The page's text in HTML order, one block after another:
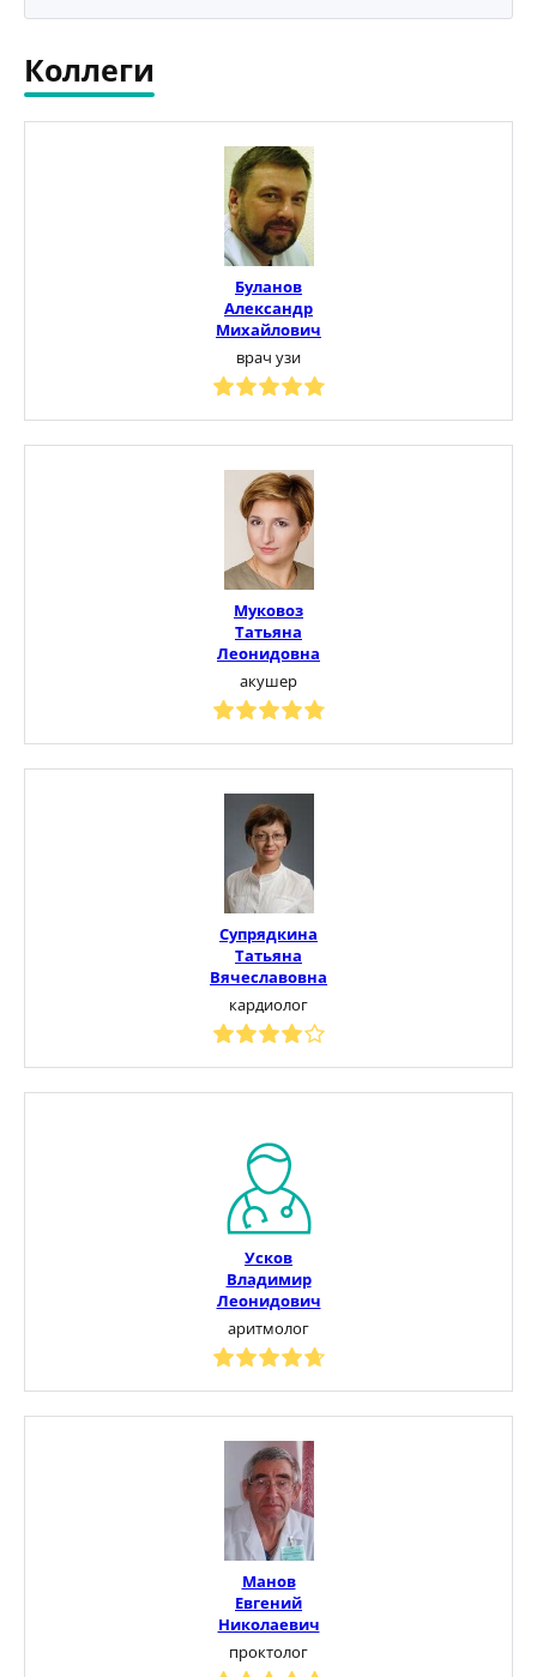
Коллеги
Буланов
Александр
Михайлович
врач узи
Муковоз
Татьяна
Леонидовна
акушер
Супрядкина
Татьяна
Вячеславовна
кардиолог
Усков
Владимир
Леонидович
аритмолог
Манов
Евгений
Николаевич
проктолог